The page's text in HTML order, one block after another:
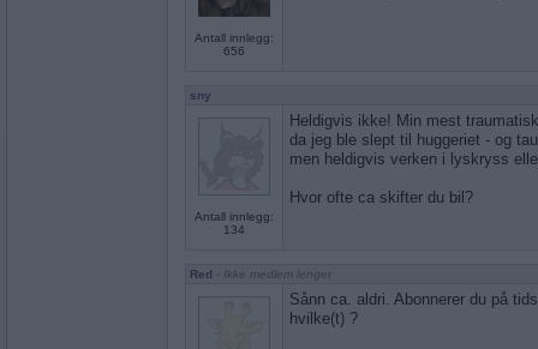
Antall innlegg:
656
sny
Antall innlegg:
134
Heldigvis ikke! Min mest
da jeg ble slept til huggeriet - og
men heldigvis verken i lyskryss
Hvor ofte ca skifter du bil?
Red - Ikke medlem lenger
Sånn ca. aldri. Abonnerer du på
hvilke(t) ?